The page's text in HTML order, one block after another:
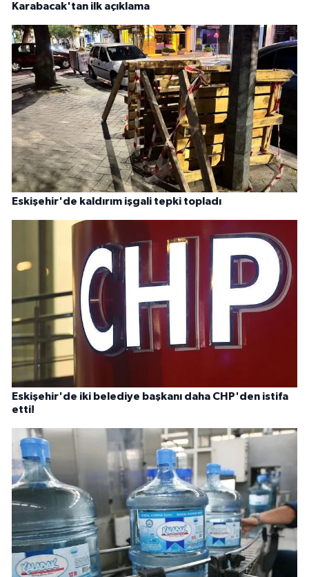
Karabacak'tan ilk açıklama
Eskişehir'de kaldırım işgali tepki topladı
Eskişehir'de iki belediye başkanı daha CHP'den istifa
etti!